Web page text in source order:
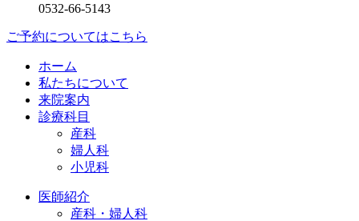
0532-66-5143
ご予約についてはこちら
ホーム
私たちについて
来院案内
診療科目
産科
婦人科
小児科
医師紹介
産科・婦人科